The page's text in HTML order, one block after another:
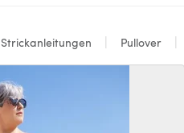
Strickanleitungen Pullover